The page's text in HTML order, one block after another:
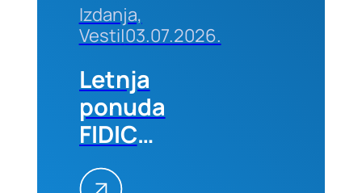
Izdanja,
Vesti|03.07.2026.
Letnja
ponuda
FIDIC
izdanja